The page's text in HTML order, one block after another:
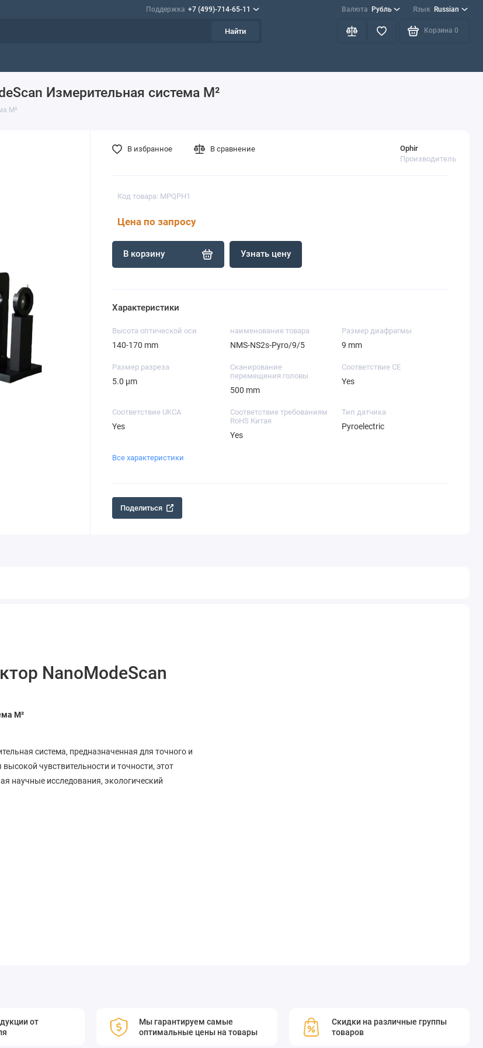
Поддержка +7 (499)-714-65-11 Валюта Рубль Язык Russian
Найти Корзина 0
Измерительная система M²
M²
Код товара: MPQPH1
Цена по запросу
Ophir
Производитель
В корзину Узнать цену
В избранное В сравнение
Характеристики
Высота оптической оси
140-170 mm
наименование товара
NMS-NS2s-Pyro/9/5
Размер диафрагмы
9 mm
Размер разреза
5.0 µm
Сканирование
перемещения головы
500 mm
Соответствие CE
Yes
Соответствие UKCA
Yes
Соответствие требованиям
RoHS Китая
Yes
Тип датчика
Pyroelectric
Все характеристики
Поделиться
NanoModeScan
M²
система, предназначенная для точного и
чувствительности и точности, этот
научные исследования, экологический
от
Мы гарантируем самые
оптимальные цены на товары
Скидки на различные группы
товаров